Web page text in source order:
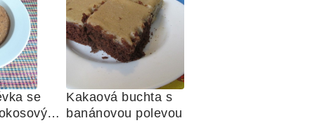
se
Kakaová buchta s
banánovou polevou